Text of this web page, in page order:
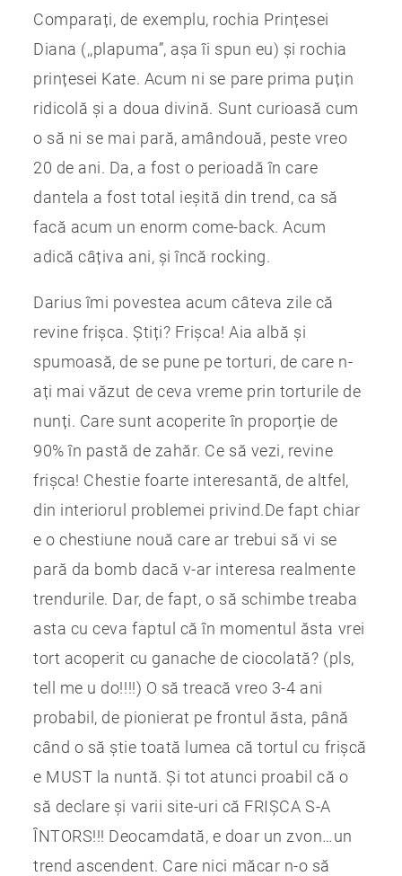
Comparați, de exemplu, rochia Prințesei
Diana (,,plapuma”, așa îi spun eu) și rochia
prințesei Kate. Acum ni se pare prima puțin
ridicolă și a doua divină. Sunt curioasă cum
o să ni se mai pară, amândouă, peste vreo
20 de ani. Da, a fost o perioadă în care
dantela a fost total ieșită din trend, ca să
facă acum un enorm come-back. Acum
adică câțiva ani, și încă rocking.
Darius îmi povestea acum câteva zile că
revine frișca. Știți? Frișca! Aia albă și
spumoasă, de se pune pe torturi, de care n-
ați mai văzut de ceva vreme prin torturile de
nunți. Care sunt acoperite în proporție de
90% în pastă de zahăr. Ce să vezi, revine
frișca! Chestie foarte interesantă, de altfel,
din interiorul problemei privind.De fapt chiar
e o chestiune nouă care ar trebui să vi se
pară da bomb dacă v-ar interesa realmente
trendurile. Dar, de fapt, o să schimbe treaba
asta cu ceva faptul că în momentul ăsta vrei
tort acoperit cu ganache de ciocolată? (pls,
tell me u do!!!!) O să treacă vreo 3-4 ani
probabil, de pionierat pe frontul ăsta, până
când o să știe toată lumea că tortul cu frișcă
e MUST la nuntă. Și tot atunci proabil că o
să declare și varii site-uri că FRIȘCA S-A
ÎNTORS!!! Deocamdată, e doar un zvon…un
trend ascendent. Care nici măcar n-o să